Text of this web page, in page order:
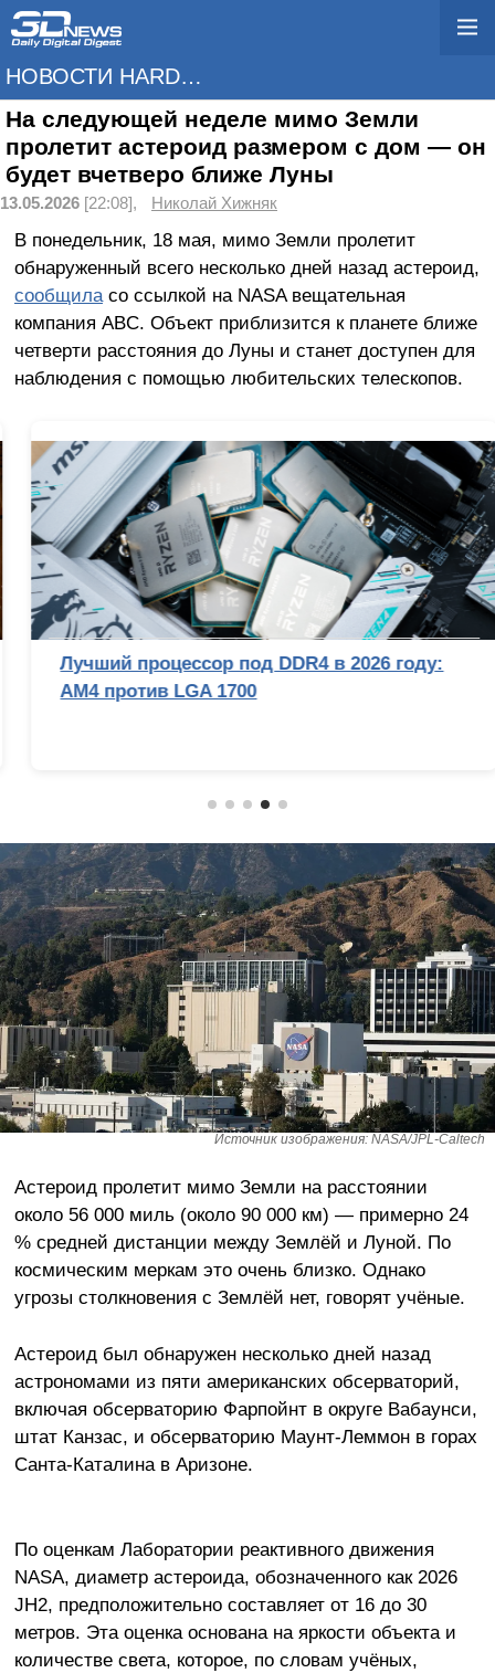
НОВОСТИ HARDWARE
На следующей неделе мимо Земли
пролетит астероид размером с дом — он
будет вчетверо ближе Луны
13.05.2026 [22:08], Николай Хижняк
В понедельник, 18 мая, мимо Земли пролетит
обнаруженный всего несколько дней назад астероид,
сообщиласо ссылкой на NASA вещательная
компания ABC. Объект приблизится к планете ближе
четверти расстояния до Луны и станет доступен для
наблюдения с помощью любительских телескопов.
Лучший процессор под DDR4 в 2026 году:
AM4 против LGA 1700
Источник изображения: NASA/JPL-Caltech
Астероид пролетит мимо Земли на расстоянии
около 56 000 миль (около 90 000 км) — примерно 24
% средней дистанции между Землёй и Луной. По
космическим меркам это очень близко. Однако
угрозы столкновения с Землёй нет, говорят учёные.
Астероид был обнаружен несколько дней назад
астрономами из пяти американских обсерваторий,
включая обсерваторию Фарпойнт в округе Вабаунси,
штат Канзас, и обсерваторию Маунт-Леммон в горах
Санта-Каталина в Аризоне.
По оценкам Лаборатории реактивного движения
NASA, диаметр астероида, обозначенного как 2026
JH2, предположительно составляет от 16 до 30
метров. Эта оценка основана на яркости объекта и
количестве света, которое, по словам учёных,